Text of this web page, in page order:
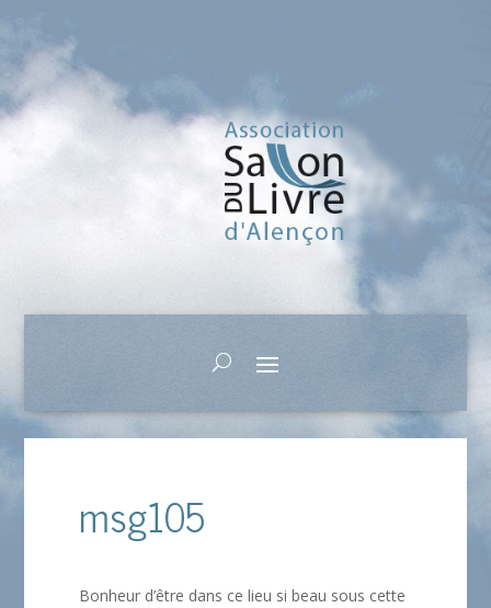
msg105
Bonheur d’être dans ce lieu si beau sous cette